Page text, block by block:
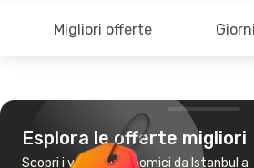
Migliori offerte
Esplora le offerte migliori
Scopri i voli più economici da Istanbul a